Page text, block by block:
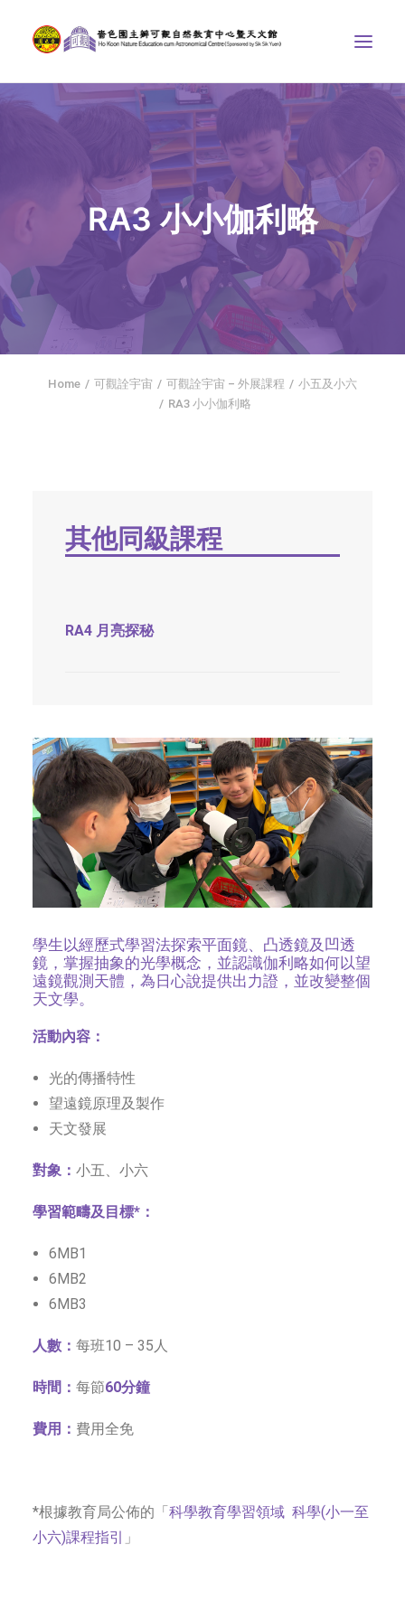
中心介紹
博物天地
比賽/專題計劃
聯絡我們
SEARCH
RA3 小小伽利略
Home 可觀詮宇宙 可觀詮宇宙 – 外展課程
小五及小六
RA3 小小伽利略
其他同級課程
RA4 月亮探秘
學生以經歷式學習法探索平面鏡、凸透鏡及凹透
鏡，掌握抽象的光學概念，並認識伽利略如何以望
遠鏡觀測天體，為日心說提供出力證，並改變整個
天文學。
活動內容：
光的傳播特性
望遠鏡原理及製作
天文發展
對象： 小五、小六
學習範疇及目標*：
6MB1
6MB2
6MB3
人數： 每班10 – 35人
時間： 每節60分鐘
費用： 費用全免
*根據教育局公佈的「科學教育學習領域 科學(小一至
小六)課程指引 」